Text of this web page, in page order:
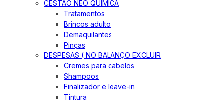
CESTÃO NEO QUIMICA
Tratamentos
Brincos adulto
Demaquilantes
Pinças
DESPESAS ( NO BALANÇO EXCLUIR
Cremes para cabelos
Shampoos
Finalizador e leave-in
Tintura